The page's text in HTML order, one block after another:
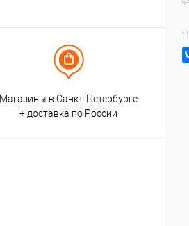
Магазины в Санкт-Петербурге
+ доставка по России